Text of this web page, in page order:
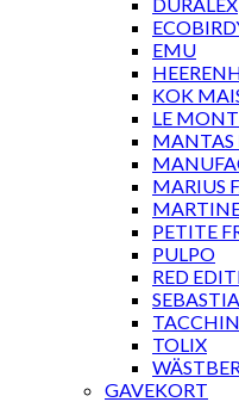
EMU
KOK
LE
MANTAS
MARIUS
PETITE
PULPO
RED
TOLIX
GAVEKORT